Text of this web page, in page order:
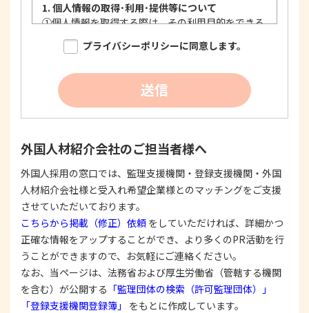
1. 個人情報の取得･利用･提供等について
①個人情報を取得する際は、その利用目的をできる
限り明確に特定し、その目的達成に必要な限度に
おいて適法かつ公正な手段を用い、同意を得て取
個人情報を利用する際は、本人に明示、通知、ま
たは公表した利用目的の範囲内に限定し、それに
反する目的外利用を行なわないための措置を講じ
する際は、本人が同意を与えた利用目的の範囲内
で、適法にこれを行います。
2. 安全対策の実施について
個人情報の正確性およびその利用の安全性を確保す
るため、情報セキュリティ対策を始めとする安全措
置を構築し、個人情報への不正アクセス、個人情報
の漏洩、滅失または毀損等の的確な防止とセキュリ
ティの是正に努めます。
3. 苦情および相談等に対する適正な対応について
本人からの苦情および相談があった場合には、適切
プライバシーポリシーに同意します。
送信
外国人材紹介会社のご担当者様へ
外国人採用の窓口では、監理支援機関・登録支援機関・外国
人材紹介会社様と受入れ希望企業様とのマッチングをご支援
させていただいております。
こちらから掲載（修正）依頼 をしていただければ、詳細かつ
正確な情報をアップすることができ、より多くのPR活動を行
うことができますので、お気軽にご連絡ください。
なお、当ページは、法務省および厚生労働省（管轄する機関
を含む）が公開する 「監理団体の検索（許可監理団体）」
「登録支援機関登録簿」
をもとに作成しています。